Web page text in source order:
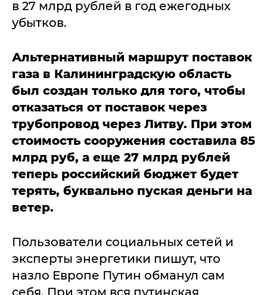
в 27 млрд рублей в год ежегодных
убытков.
Альтернативный маршрут поставок
газа в Калининградскую область
был создан только для того, чтобы
отказаться от поставок через
трубопровод через Литву. При этом
стоимость сооружения составила 85
млрд руб, а еще 27 млрд рублей
теперь российский бюджет будет
терять, буквально пуская деньги на
ветер.
Пользователи социальных сетей и
эксперты энергетики пишут, что
назло Европе Путин обманул сам
себя. При этом вся путинская